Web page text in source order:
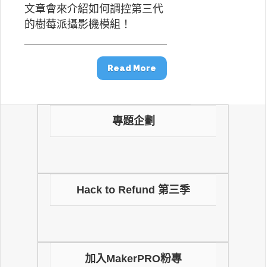
文章會來介紹如何調控第三代
的樹莓派攝影機模組！
Read More
專題企劃
Hack to Refund 第三季
加入MakerPRO粉專